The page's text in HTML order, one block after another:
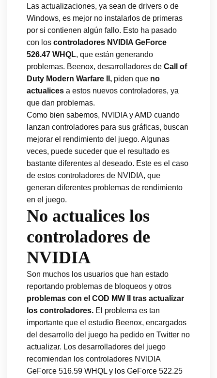
Las actualizaciones, ya sean de drivers o de
Windows, es mejor no instalarlos de primeras
por si contienen algún fallo. Esto ha pasado
con los controladores NVIDIA GeForce
526.47 WHQL, que están generando
problemas. Beenox, desarrolladores de Call of
Duty Modern Warfare II, piden que no
actualices a estos nuevos controladores, ya
que dan problemas.
Como bien sabemos, NVIDIA y AMD cuando
lanzan controladores para sus gráficas, buscan
mejorar el rendimiento del juego. Algunas
veces, puede suceder que el resultado es
bastante diferentes al deseado. Este es el caso
de estos controladores de NVIDIA, que
generan diferentes problemas de rendimiento
en el juego.
No actualices los
controladores de
NVIDIA
Son muchos los usuarios que han estado
reportando problemas de bloqueos y otros
problemas con el COD MW II tras actualizar
los controladores. El problema es tan
importante que el estudio Beenox, encargados
del desarrollo del juego ha pedido en Twitter no
actualizar. Los desarrolladores del juego
recomiendan los controladores NVIDIA
GeForce 516.59 WHQL y los GeForce 522.25